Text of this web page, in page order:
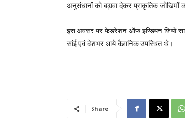
अनुसंधानों को बढ़ावा देकर प्राकृतिक जोखिमों
इस अवसर पर फेडरेशन ऑफ इण्डियन जियो
सांई एवं देशभर आये वैज्ञानिक उपस्थित थे।
Share